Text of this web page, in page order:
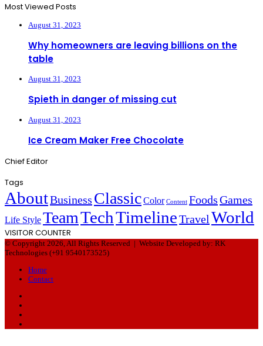
Most Viewed Posts
August 31, 2023
Why homeowners are leaving billions on the
table
August 31, 2023
Spieth in danger of missing cut
August 31, 2023
Ice Cream Maker Free Chocolate
Chief Editor
Tags
AboutBusiness ClassicColor Content FoodsGames
Life StyleTeamTechTimelineTravel World
VISITOR COUNTER
© Copyright 2026, All Rights Reserved | Website Developed by: RK
Technologies (+91 9540173525)
Home
Contact